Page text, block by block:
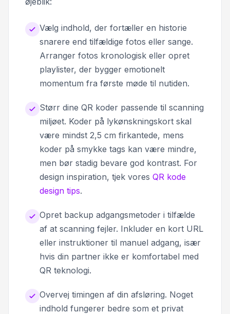
Vælg indhold, der fortæller en historie
snarere end tilfældige fotos eller sange.
Arranger fotos kronologisk eller opret
playlister, der bygger emotionelt
momentum fra første møde til nutiden.
Størr dine QR koder passende til scanning
miljøet. Koder på lykønskningskort skal
være mindst 2,5 cm firkantede, mens
koder på smykke tags kan være mindre,
men bør stadig bevare god kontrast. For
design inspiration, tjek vores QR kode
design tips.
Opret backup adgangsmetoder i tilfælde
af at scanning fejler. Inkluder en kort URL
eller instruktioner til manuel adgang, især
hvis din partner ikke er komfortabel med
QR teknologi.
Overvej timingen af din afsløring. Noget
indhold fungerer bedre som et privat